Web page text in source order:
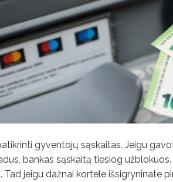
gyventojų sąskaitas. Jeigu
bankas sąskaitą tiesiog
Tad jeigu dažnai kortele išsigryninate